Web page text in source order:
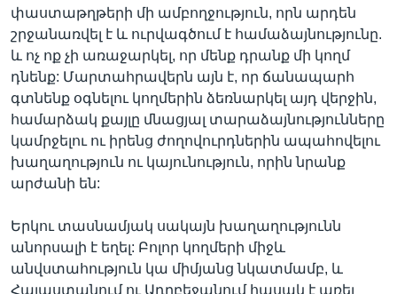
փաստաթղթերի մի ամբողջություն, որն արդեն
շրջանառվել է և ուրվագծում է համաձայնությունը.
և ոչ ոք չի առաջարկել, որ մենք դրանք մի կողմ
դնենք: Մարտահրավերն այն է, որ ճանապարհ
գտնենք օգնելու կողմերին ձեռնարկել այդ վերջին,
համարձակ քայլը մնացյալ տարաձայնությունները
կամրջելու ու իրենց ժողովուրդներին ապահովելու
խաղաղություն ու կայունություն, որին նրանք
արժանի են:
Երկու տասնամյակ սակայն խաղաղությունն
անորսալի է եղել: Բոլոր կողմերի միջև
անվստահություն կա միմյանց նկատմամբ, և
Հայաստանում ու Ադրբեջանում հասակ է առել